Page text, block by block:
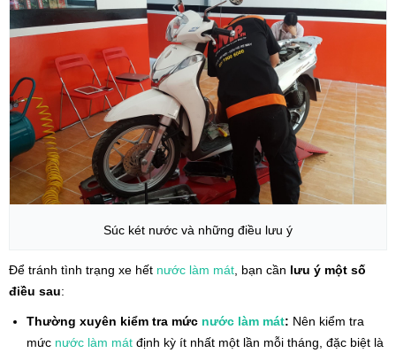
Súc két nước và những điều lưu ý
Để tránh tình trạng xe hết nước làm mát , bạn cần lưu ý một số
điều sau:
Thường xuyên kiểm tra mức nước làm mát: Nên kiểm tra
mức nước làm mát định kỳ ít nhất một lần mỗi tháng, đặc biệt là